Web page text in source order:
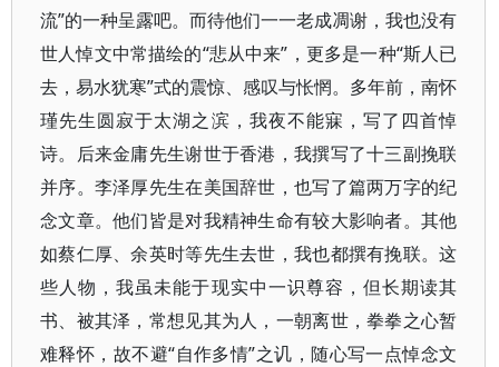
流”的一种呈露吧。而待他们一一老成凋谢，我也没有
世人悼文中常描绘的“悲从中来”，更多是一种“斯人已
去，易水犹寒”式的震惊、感叹与怅惘。多年前，南怀
瑾先生圆寂于太湖之滨，我夜不能寐，写了四首悼
诗。后来金庸先生谢世于香港，我撰写了十三副挽联
并序。李泽厚先生在美国辞世，也写了篇两万字的纪
念文章。他们皆是对我精神生命有较大影响者。其他
如蔡仁厚、余英时等先生去世，我也都撰有挽联。这
些人物，我虽未能于现实中一识尊容，但长期读其
书、被其泽，常想见其为人，一朝离世，拳拳之心暂
难释怀，故不避“自作多情”之讥，随心写一点悼念文